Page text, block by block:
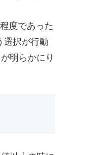
度であった
選択が行動
明らかにり